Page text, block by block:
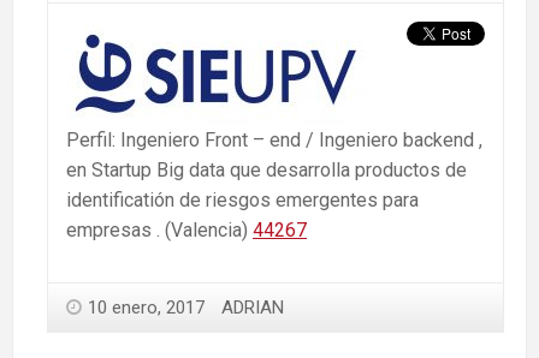
Perfil: Ingeniero Front – end / Ingeniero backend ,
en Startup Big data que desarrolla productos de
identificatión de riesgos emergentes para
empresas . (Valencia) 44267
10 enero, 2017 ADRIAN